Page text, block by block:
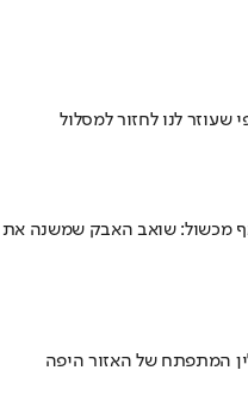
לנו לחזור למסלול
מכשול: שואב האבק שמשנה את
המתפתח של האזור היפה